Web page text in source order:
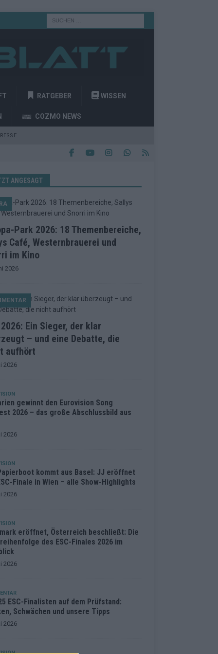
RATGEBER WISSEN
COZMO NEWS
ANGESAGT
Park 2026: 18 Themenbereiche,
Café, Westernbrauerei und
im Kino
2026
2026: Ein Sieger, der klar
– und eine Debatte, die
aufhört
2026
gewinnt den Eurovision Song
2026 – das große Abschlussbild aus
2026
kommt aus Basel: JJ eröffnet
Finale in Wien – alle Show-Highlights
2026
eröffnet, Österreich beschließt: Die
des ESC-Finales 2026 im
2026
ESC-Finalisten auf dem Prüfstand:
Schwächen und unsere Tipps
2026